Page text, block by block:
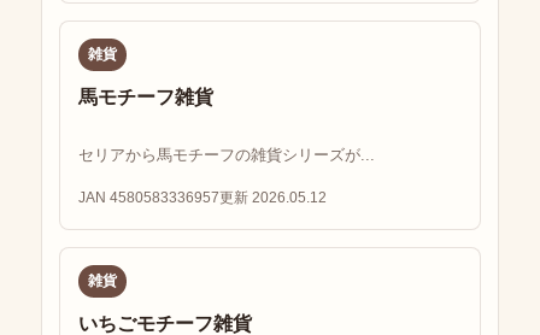
雑貨
馬モチーフ雑貨
セリアから馬モチーフの雑貨シリーズが...
JAN 4580583336957更新 2026.05.12
雑貨
いちごモチーフ雑貨